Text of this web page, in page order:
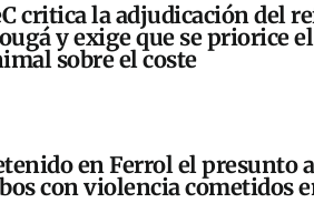
critica la adjudicación del
y exige que se priorice
sobre el coste
en Ferrol el presunto
con violencia cometidos